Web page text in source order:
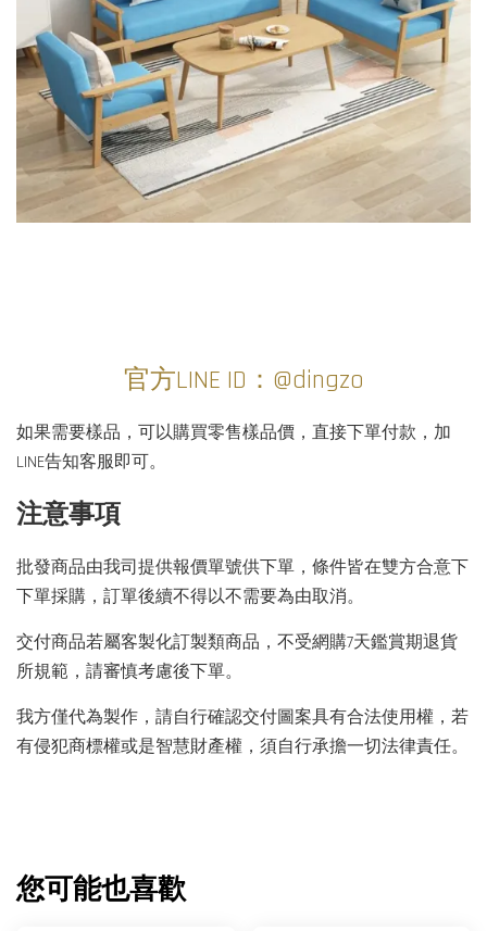
官方LINE ID：@dingzo
如果需要樣品，可以購買零售樣品價，直接下單付款，加
LINE告知客服即可。
注意事項
批發商品由我司提供報價單號供下單，條件皆在雙方合意下
下單採購，訂單後續不得以不需要為由取消。
交付商品若屬客製化訂製類商品，不受網購7天鑑賞期退貨
所規範，請審慎考慮後下單。
我方僅代為製作，請自行確認交付圖案具有合法使用權，若
有侵犯商標權或是智慧財產權，須自行承擔一切法律責任。
您可能也喜歡